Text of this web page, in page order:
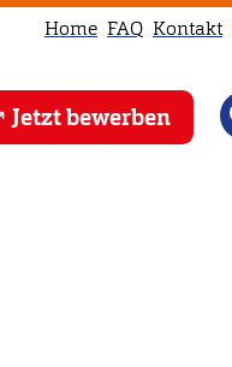
Home FAQ Kontakt
Jetzt bewerben